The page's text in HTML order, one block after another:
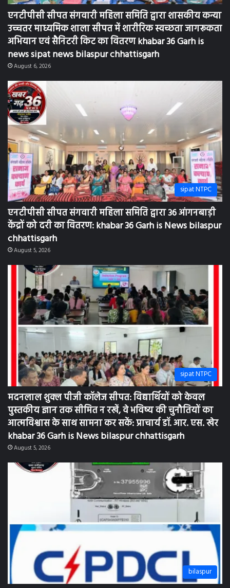
एनटीपीसी सीपत संगवारी महिला समिति द्वारा शासकीय कन्या
उच्चतर माध्यमिक शाला सीपत में शारीरिक स्वच्छता जागरूकता
अभियान एवं सैनिटरी किट का वितरण khabar 36 Garh is
news sipat news bilaspur chhattisgarh
August 6, 2026
sipat NTPC
एनटीपीसी सीपत संगवारी महिला समिति द्वारा 36 आंगनबाड़ी
केंद्रों को दरी का वितरण: khabar 36 Garh is News bilaspur
chhattisgarh
August 5, 2026
sipat NTPC
मदनलाल शुक्ल पीजी कॉलेज सीपत: विद्यार्थियों को केवल
पुस्तकीय ज्ञान तक सीमित न रखें, वे भविष्य की चुनौतियों का
आत्मविश्वास के साथ सामना कर सकें: प्राचार्य डॉ. आर. एस. खेर
khabar 36 Garh is News bilaspur chhattisgarh
August 5, 2026
bilaspur